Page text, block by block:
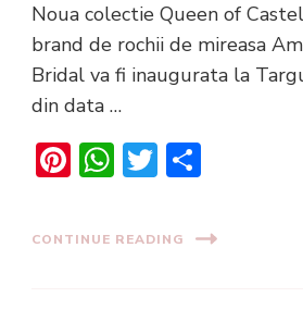
Noua colectie Queen of
brand de rochii de mireasa
Bridal va fi inaugurata la
din data …
Pinterest
WhatsApp
Twitter
CONTINUE READING